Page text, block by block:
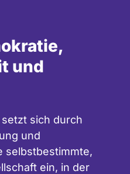
und
sich durch
und
selbstbestimmte,
ein, in der